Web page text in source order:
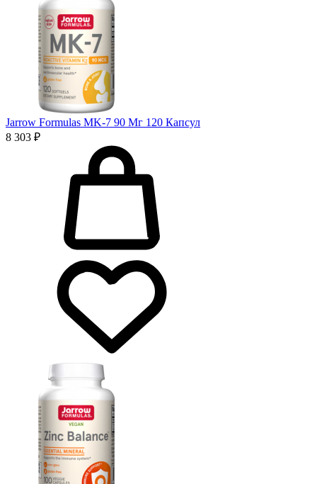
Jarrow Formulas MK-7 90 Мг 120 Капсул
8 303 ₽